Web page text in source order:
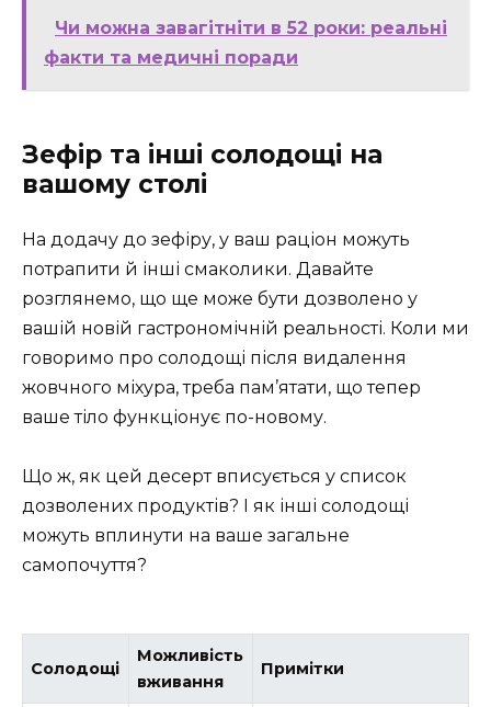
Чи можна завагітніти в 52 роки: реальні
факти та медичні поради
Зефір та інші солодощі на
вашому столі
На додачу до зефіру, у ваш раціон можуть
потрапити й інші смаколики. Давайте
розглянемо, що ще може бути дозволено у
вашій новій гастрономічній реальності. Коли ми
говоримо про солодощі після видалення
жовчного міхура, треба пам’ятати, що тепер
ваше тіло функціонує по-новому.
Що ж, як цей десерт вписується у список
дозволених продуктів? І як інші солодощі
можуть вплинути на ваше загальне
самопочуття?
Солодощі
Можливість
вживання
Примітки